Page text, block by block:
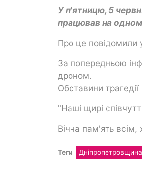
У п'ятницю, 5
працював на
Про це повідомили
За попередньою
дроном.
Обставини
"Наші щирі
Вічна пам'ять всім,
Теги Дніпропетровщина